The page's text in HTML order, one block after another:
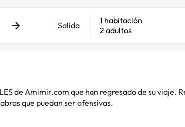
Salida
1 habitación
2 adultos
de Amimir.com que han regresado de su viaje.
que puedan ser ofensivas.